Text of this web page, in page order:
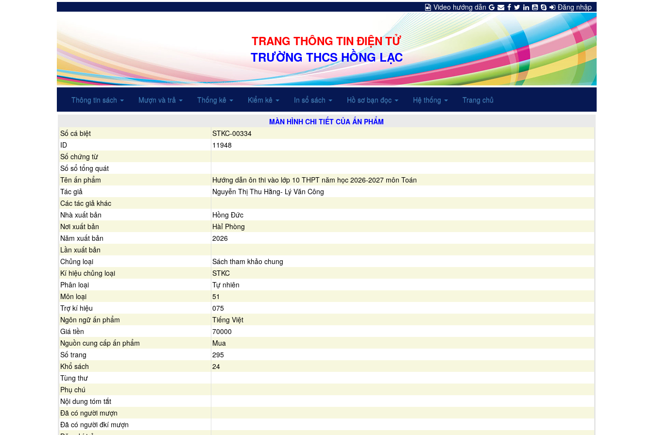
Video hướng dẫn Đăng nhập
TRANG THÔNG TIN ĐIỆN TỬ
TRƯỜNG THCS HỒNG LẠC
Thông tin sách Mượn và trả Thống kê Kiểm kê In sổ sách Hồ sơ bạn đọc Hệ thống Trang chủ
MÀN HÌNH CHI TIẾT CỦA ẤN PHẨM
Số cá biệt
STKC-00334
ID
11948
Số chứng từ
Số sổ tổng quát
Tên ấn phẩm
Hướng dẫn ôn thi vào lớp 10 THPT năm học 2026-2027 môn Toán
Tác giả
Nguyễn Thị Thu Hằng- Lý Văn Công
Các tác giả khác
Nhà xuất bản
Hồng Đức
Nơi xuất bản
Hàỉ Phòng
Năm xuất bản
2026
Lần xuất bản
Chủng loại
Sách tham khảo chung
Kí hiệu chủng loại
STKC
Phân loại
Tự nhiên
Môn loại
51
Trợ kí hiệu
075
Ngôn ngữ ấn phẩm
Tiếng Việt
Giá tiền
70000
Nguồn cung cấp ấn phẩm
Mua
Số trang
295
Khổ sách
24
Tùng thư
Phụ chú
Nội dung tóm tắt
Đã có người mượn
Đã có người đkí mượn